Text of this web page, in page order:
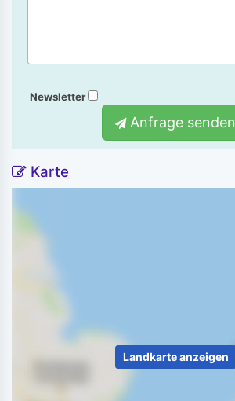
Newsletter
Anfrage senden
Karte
Landkarte anzeigen